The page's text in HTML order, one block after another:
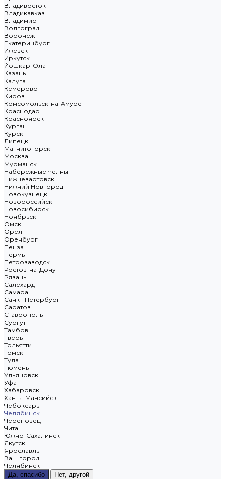
Владивосток
Владикавказ
Владимир
Волгоград
Воронеж
Екатеринбург
Ижевск
Иркутск
Йошкар-Ола
Казань
Калуга
Кемерово
Киров
Комсомольск-на-Амуре
Краснодар
Красноярск
Курган
Курск
Липецк
Магнитогорск
Москва
Мурманск
Набережные Челны
Нижневартовск
Нижний Новгород
Новокузнецк
Новороссийск
Новосибирск
Ноябрьск
Омск
Орёл
Оренбург
Пенза
Пермь
Петрозаводск
Ростов-на-Дону
Рязань
Салехард
Самара
Санкт-Петербург
Саратов
Ставрополь
Сургут
Тамбов
Тверь
Тольятти
Томск
Тула
Тюмень
Ульяновск
Уфа
Хабаровск
Ханты-Мансийск
Чебоксары
Челябинск
Череповец
Чита
Южно-Сахалинск
Якутск
Ярославль
Ваш город
Челябинск
Да, спасибо
Нет, другой